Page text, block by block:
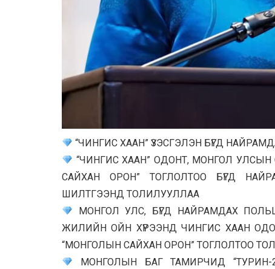
“ЧИНГИС ХААН” ҮЗЭСГЭЛЭН БҮГД
“ЧИНГИС ХААН” ОДОНТ, МОНГОЛ
САЙХАН ОРОН” ТОГЛОЛТОО БҮГД
ШИЛТГЭЭНД ТОЛИЛУУЛЛАА
МОНГОЛ УЛС, БҮГД НАЙРАМДАХ
ЖИЛИЙН ОЙН ХҮРЭЭНД ЧИНГИС ХААН
“МОНГОЛЫН САЙХАН ОРОН” ТОГЛОЛТОО
МОНГОЛЫН БАГ ТАМИРЧИД